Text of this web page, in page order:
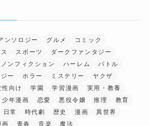
ンソロジー グルメ
コミック
スポーツ
ダークファンタジー
ノンフィクション ハーレム
バトル
ー ホラー ミステリー
ヤクザ
性向け 学園 学習漫画
実用・教養
少年漫画 恋愛 悪役令嬢 推理
教育
日常 時代劇 歴史 漫画
異世界
画 青春 音楽 魔法